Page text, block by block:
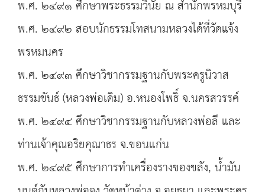
พ.ศ. ๒๔๙๑ ศึกษาพระธรรมวินัย ณ สำนักพรหมบุรี
พ.ศ. ๒๔๙๒ สอบนักธรรมโทสนามหลวงได้ที่วัดแจ้ง
พรหมนคร
พ.ศ. ๒๔๙๓ ศึกษาวิชากรรมฐานกับพระครูนิวาส
ธรรมขันธ์ (หลวงพ่อเดิม) อ.หนองโพธิ์ จ.นครสวรรค์
พ.ศ. ๒๔๙๔ ศึกษาวิชากรรมฐานกับหลวงพ่อลี และ
ท่านเจ้าคุณอริยคุณาธร จ.ขอนแก่น
พ.ศ. ๒๔๙๕ ศึกษาการทำเครื่องรางของขลัง, น้ำมัน